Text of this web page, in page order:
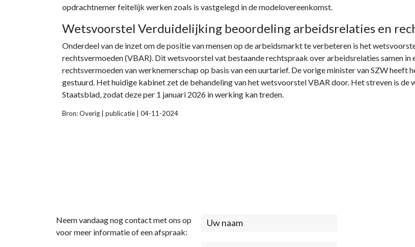
opdrachtnemer feitelijk werken zoals is vastgelegd in de modelovereenkomst.
Wetsvoorstel Verduidelijking beoordeling arbeidsrelaties en
Onderdeel van de inzet om de positie van mensen op de arbeidsmarkt te verbeteren is het
rechtsvermoeden (VBAR). Dit wetsvoorstel vat bestaande rechtspraak over arbeidsrelaties samen
rechtsvermoeden van werknemerschap op basis van een uurtarief. De vorige minister van SZW heeft
gestuurd. Het huidige kabinet zet de behandeling van het wetsvoorstel VBAR door. Het streven is
Staatsblad, zodat deze per 1 januari 2026 in werking kan treden.
Bron: Overig | publicatie | 04-11-2024
Neem vandaag nog contact met ons op
voor meer informatie of een afspraak:
Contact